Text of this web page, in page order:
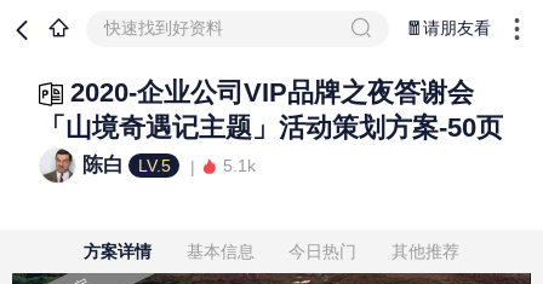
快速找到好资料 🧧请朋友看
2020-企业公司VIP品牌之夜答谢会
「山境奇遇记主题」活动策划方案-50页
陈白 LV.5 5.1k
方案详情 基本信息 今日热门 其他推荐